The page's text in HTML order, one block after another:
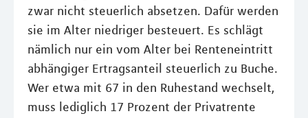
zwar nicht steuerlich absetzen. Dafür werden
sie im Alter niedriger besteuert. Es schlägt
nämlich nur ein vom Alter bei Renteneintritt
abhängiger Ertragsanteil steuerlich zu Buche.
Wer etwa mit 67 in den Ruhestand wechselt,
muss lediglich 17 Prozent der Privatrente